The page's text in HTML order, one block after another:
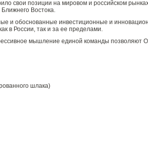
свои позиции на мировом и российском
Востока.
и обоснованные инвестиционные и
в России, так и за ее пределами.
мышление единой команды позволяют
шлака)